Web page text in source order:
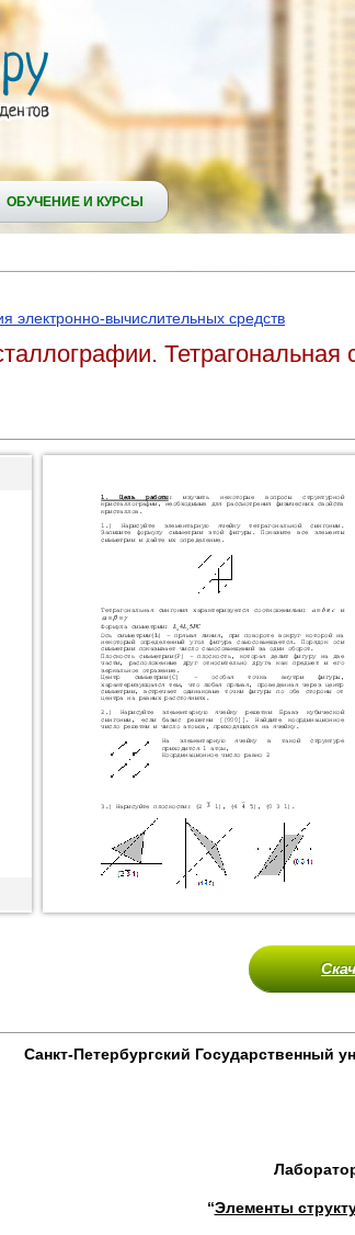
ОБУЧЕНИЕ И КУРСЫ
электронно-вычислительных средств
Санкт-Петербургский Государственный
“Элементы